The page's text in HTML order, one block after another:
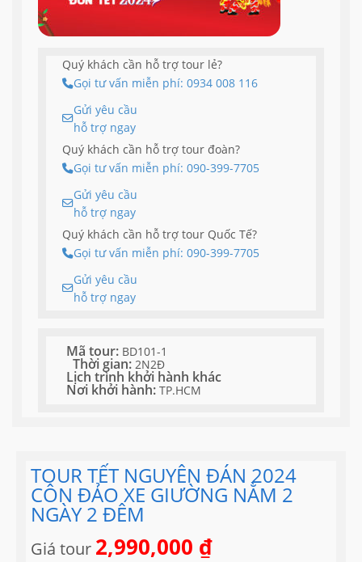
Quý khách cần hỗ trợ tour lẻ?
Gọi tư vấn miễn phí: 0934 008 116
Gửi yêu cầu
hỗ trợ ngay
Quý khách cần hỗ trợ tour đoàn?
Gọi tư vấn miễn phí: 090-399-7705
Gửi yêu cầu
hỗ trợ ngay
Quý khách cần hỗ trợ tour Quốc Tế?
Gọi tư vấn miễn phí: 090-399-7705
Gửi yêu cầu
hỗ trợ ngay
Mã tour: BD101-1
Thời gian: 2N2Đ
Lịch trình khởi hành khác
Nơi khởi hành: TP.HCM
TOUR TẾT NGUYÊN ĐÁN 2024
CÔN ĐẢO XE GIƯỜNG NẰM 2
NGÀY 2 ĐÊM
Giá tour 2,990,000 ₫